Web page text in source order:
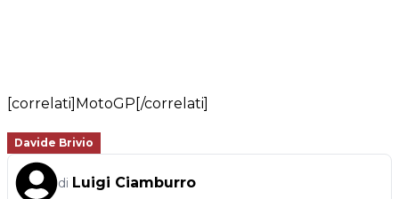
[correlati]MotoGP[/correlati]
Davide Brivio
di Luigi Ciamburro